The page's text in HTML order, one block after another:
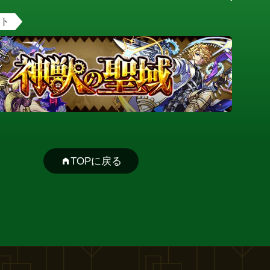
TOPに戻る